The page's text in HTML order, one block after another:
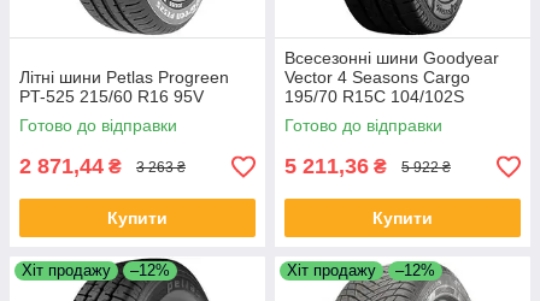
Літні шини Petlas Progreen
PT-525 215/60 R16 95V
Готово до відправки
2 871,44 ₴ 3 263 ₴
Купити
Всесезонні шини Goodyear
Vector 4 Seasons Cargo
195/70 R15C 104/102S
Готово до відправки
5 211,36 ₴ 5 922 ₴
Купити
Хіт продажу –12% Хіт продажу –12%